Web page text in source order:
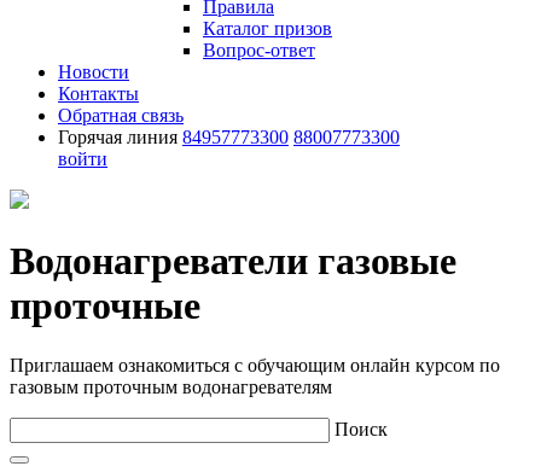
Правила
Каталог призов
Вопрос-ответ
Новости
Контакты
Обратная связь
Горячая линия 84957773300 88007773300
войти
Водонагреватели газовые
проточные
Приглашаем ознакомиться с обучающим онлайн курсом по
газовым проточным водонагревателям
Поиск